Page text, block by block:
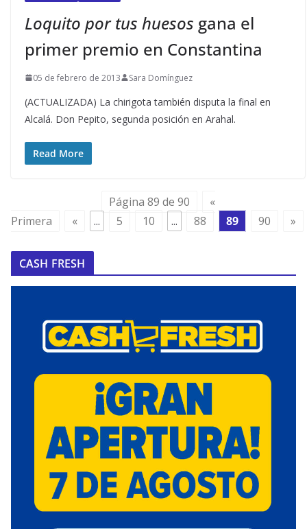
Loquito por tus huesos gana el
primer premio en Constantina
05 de febrero de 2013 Sara Domínguez
(ACTUALIZADA) La chirigota también disputa la final en
Alcalá. Don Pepito, segunda posición en Arahal.
Read More
Página 89 de 90
«
Primera
« ... 5 10 ... 88 89 90 »
CASH FRESH